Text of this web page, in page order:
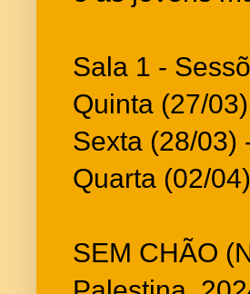
Sala 1 -
Quinta (27/
Sexta (28/03)
Quarta (02/
SEM CHÃO